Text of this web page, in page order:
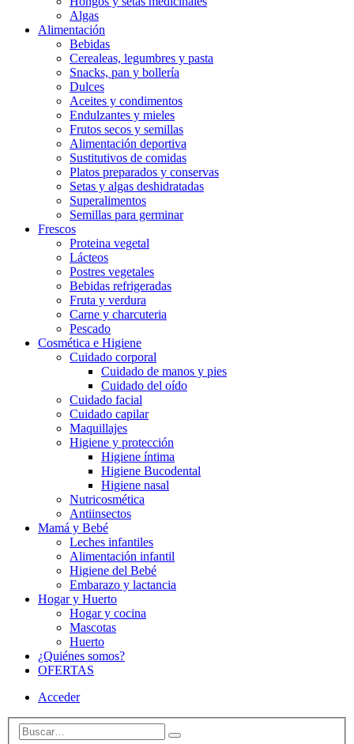
Algas
Alimentación
Bebidas
Cerealeas, legumbres y pasta
Snacks, pan y bollería
Dulces
Aceites y condimentos
Endulzantes y mieles
Frutos secos y semillas
Alimentación deportiva
Sustitutivos de comidas
Platos preparados y conservas
Setas y algas deshidratadas
Superalimentos
Semillas para germinar
Frescos
Proteina vegetal
Lácteos
Postres vegetales
Bebidas refrigeradas
Fruta y verdura
Carne y charcuteria
Pescado
Cosmética e Higiene
Cuidado corporal
Cuidado de manos y pies
Cuidado del oído
Cuidado facial
Cuidado capilar
Maquillajes
Higiene y protección
Higiene íntima
Higiene Bucodental
Higiene nasal
Nutricosmética
Antiinsectos
Mamá y Bebé
Leches infantiles
Alimentación infantil
Higiene del Bebé
Embarazo y lactancia
Hogar y Huerto
Hogar y cocina
Mascotas
Huerto
¿Quiénes somos?
OFERTAS
Acceder